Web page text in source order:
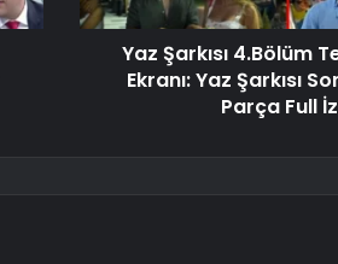
Yaz Şarkısı 4.Bölüm
Ekranı: Yaz Şarkısı
Parça Full